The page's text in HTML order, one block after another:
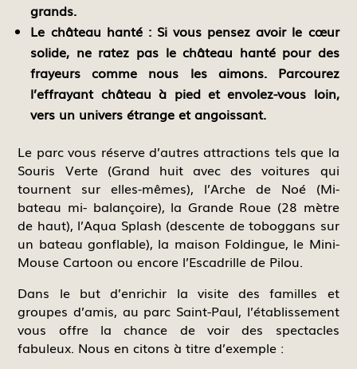
grands.
Le château hanté :Si vous pensez avoir le cœur
solide, ne ratez pas le château hanté pour des
frayeurs comme nous les aimons. Parcourez
l’effrayant château à pied et envolez-vous loin,
vers un univers étrange et angoissant.
Le parc vous réserve d’autres attractions tels que la
Souris Verte (Grand huit avec des voitures qui
tournent sur elles-mêmes), l’Arche de Noé (Mi-
bateau mi- balançoire), la Grande Roue (28 mètre
de haut), l’Aqua Splash (descente de toboggans sur
un bateau gonflable), la maison Foldingue, le Mini-
Mouse Cartoon ou encore l’Escadrille de Pilou.
Dans le but d’enrichir la visite des familles et
groupes d’amis, au parc Saint-Paul, l’établissement
vous offre la chance de voir des spectacles
fabuleux. Nous en citons à titre d’exemple :